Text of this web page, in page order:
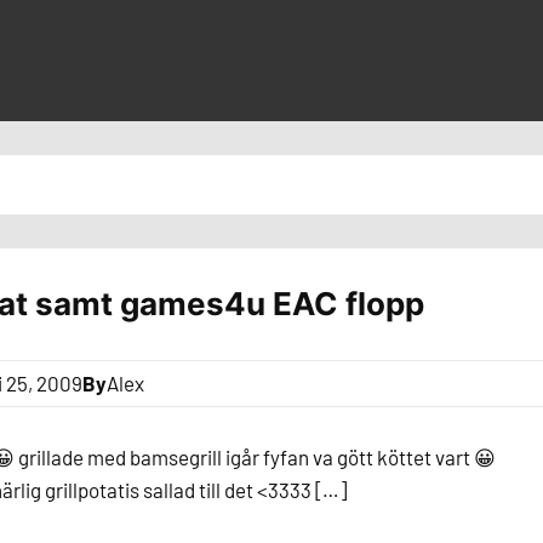
samt games4u EAC flopp
25, 2009ByAlex
grillade med bamsegrill igår fyfan va gött köttet vart 😀
grillpotatis sallad till det <3333 […]